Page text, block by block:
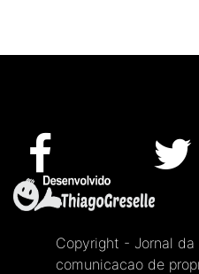
Copyright - Jornal
comunicacao de